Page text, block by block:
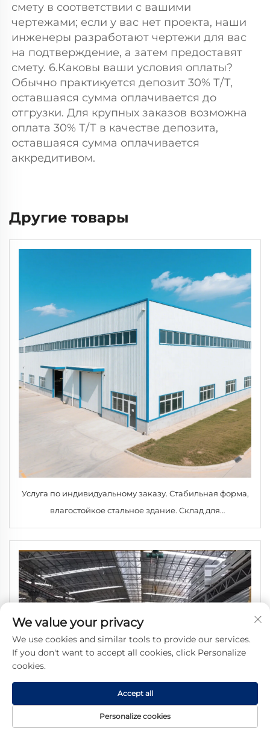
смету в соответствии с вашими
чертежами; если у вас нет проекта, наши
инженеры разработают чертежи для вас
на подтверждение, а затем предоставят
смету. 6.Каковы ваши условия оплаты?
Обычно практикуется депозит 30% Т/Т,
оставшаяся сумма оплачивается до
отгрузки. Для крупных заказов возможна
оплата 30% Т/Т в качестве депозита,
оставшаяся сумма оплачивается
аккредитивом.
Другие товары
Услуга по индивидуальному заказу. Стабильная форма,
влагостойкое стальное здание. Склад для
промышленного использования
We value your privacy
We use cookies and similar tools to provide our services.
If you don't want to accept all cookies, click Personalize
cookies.
Personalize cookies
Accept all